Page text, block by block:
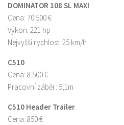
DOMINATOR 108 SL MAXI
Cena: 70.500 €
Výkon: 221 hp
Nejvyšší rychlost: 25 km/h
C510
Cena: 8.500 €
Pracovní záběr: 5,1m
C510 Header Trailer
Cena: 850 €